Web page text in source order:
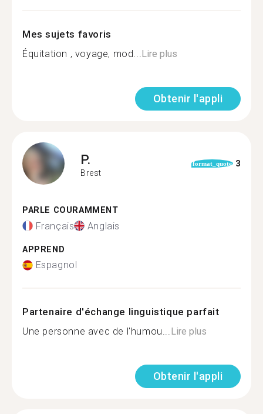
Mes sujets favoris
Équitation , voyage, mod...Lire plus
Obtenir l'appli
P.
Brest
format_quote 3
PARLE COURAMMENT
Français Anglais
APPREND
Espagnol
Partenaire d'échange linguistique parfait
Une personne avec de l'humou...Lire plus
Obtenir l'appli